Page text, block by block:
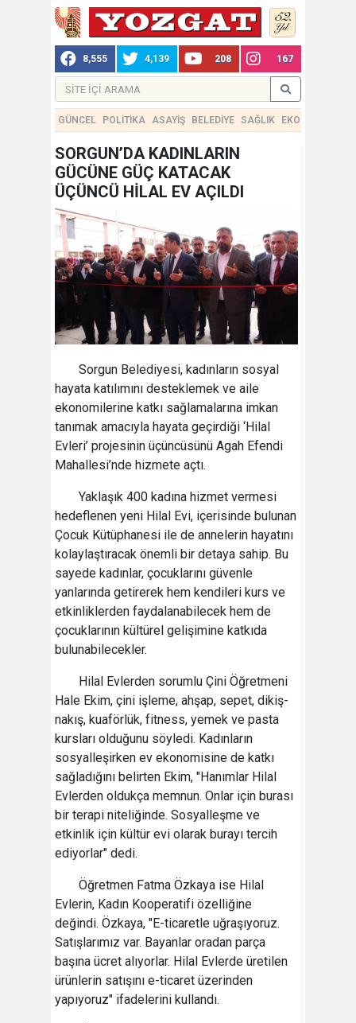
8,555 4,139 208 167
GÜNCEL POLİTİKA ASAYİŞ BELEDİYE SAĞLIK EKONOMİ
SORGUN’DA KADINLARIN
GÜCÜNE GÜÇ KATACAK
ÜÇÜNCÜ HİLAL EV AÇILDI
Sorgun Belediyesi, kadınların sosyal
hayata katılımını desteklemek ve aile
ekonomilerine katkı sağlamalarına imkan
tanımak amacıyla hayata geçirdiği ‘Hilal
Evleri’ projesinin üçüncüsünü Agah Efendi
Mahallesi’nde hizmete açtı.
Yaklaşık 400 kadına hizmet vermesi
hedeflenen yeni Hilal Evi, içerisinde bulunan
Çocuk Kütüphanesi ile de annelerin hayatını
kolaylaştıracak önemli bir detaya sahip. Bu
sayede kadınlar, çocuklarını güvenle
yanlarında getirerek hem kendileri kurs ve
etkinliklerden faydalanabilecek hem de
çocuklarının kültürel gelişimine katkıda
bulunabilecekler.
Hilal Evlerden sorumlu Çini Öğretmeni
Hale Ekim, çini işleme, ahşap, sepet, dikiş-
nakış, kuaförlük, fitness, yemek ve pasta
kursları olduğunu söyledi. Kadınların
sosyalleşirken ev ekonomisine de katkı
sağladığını belirten Ekim, "Hanımlar Hilal
Evlerden oldukça memnun. Onlar için burası
bir terapi niteliğinde. Sosyalleşme ve
etkinlik için kültür evi olarak burayı tercih
ediyorlar" dedi.
Öğretmen Fatma Özkaya ise Hilal
Evlerin, Kadın Kooperatifi özelliğine
değindi. Özkaya, "E-ticaretle uğraşıyoruz.
Satışlarımız var. Bayanlar oradan parça
başına ücret alıyorlar. Hilal Evlerde üretilen
ürünlerin satışını e-ticaret üzerinden
yapıyoruz" ifadelerini kullandı.